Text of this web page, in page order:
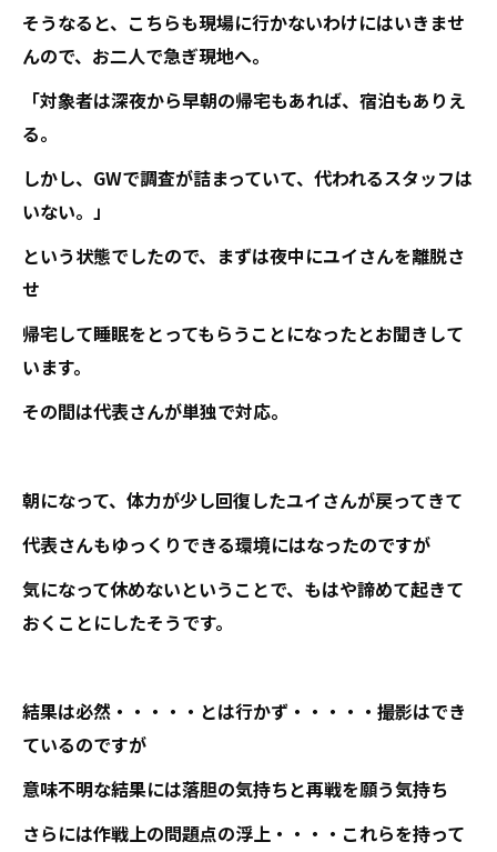
そうなると、こちらも現場に行かないわけにはいきませ
んので、お二人で急ぎ現地へ。
「対象者は深夜から早朝の帰宅もあれば、宿泊もありえ
る。
しかし、GWで調査が詰まっていて、代われるスタッフは
いない。」
という状態でしたので、まずは夜中にユイさんを離脱さ
せ
帰宅して睡眠をとってもらうことになったとお聞きして
います。
その間は代表さんが単独で対応。
朝になって、体力が少し回復したユイさんが戻ってきて
代表さんもゆっくりできる環境にはなったのですが
気になって休めないということで、もはや諦めて起きて
おくことにしたそうです。
結果は必然・・・・・とは行かず・・・・・撮影はでき
ているのですが
意味不明な結果には落胆の気持ちと再戦を願う気持ち
さらには作戦上の問題点の浮上・・・・これらを持って